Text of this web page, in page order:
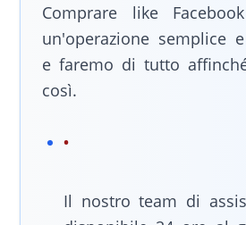
Comprare like
un'operazione semplice
e faremo di tutto
così.
Il nostro team di